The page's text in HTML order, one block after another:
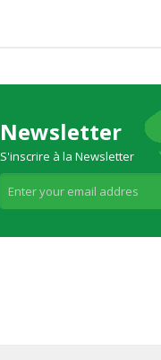
Newsletter
S'inscrire à la Newsletter